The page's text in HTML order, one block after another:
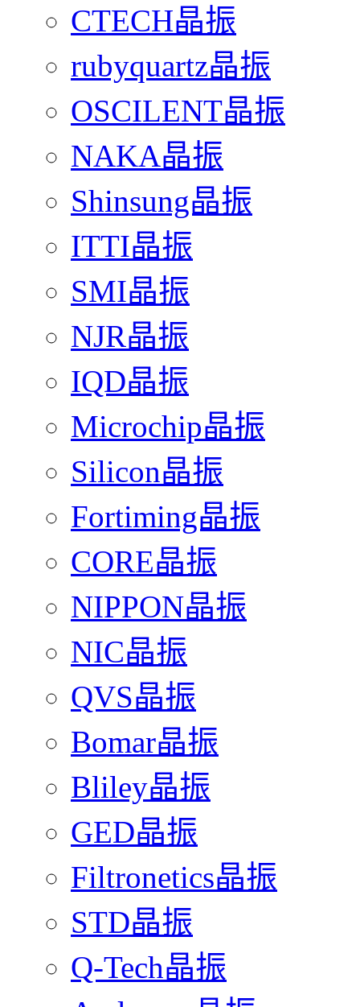
CTECH晶振
rubyquartz晶振
OSCILENT晶振
NAKA晶振
Shinsung晶振
ITTI晶振
SMI晶振
NJR晶振
IQD晶振
Microchip晶振
Silicon晶振
Fortiming晶振
CORE晶振
NIPPON晶振
NIC晶振
QVS晶振
Bomar晶振
Bliley晶振
GED晶振
Filtronetics晶振
STD晶振
Q-Tech晶振